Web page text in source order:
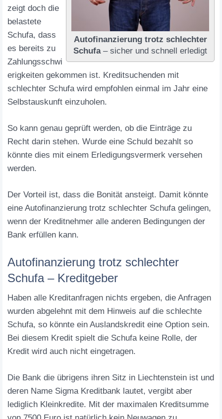
Autofinanzierung trotz schlechter
Schufa– sicher und schnell erledigt
zeigt doch die
belastete
Schufa, dass
es bereits zu
Zahlungsschwi
erigkeiten gekommen ist. Kreditsuchenden mit
schlechter Schufa wird empfohlen einmal im Jahr eine
Selbstauskunft einzuholen.
So kann genau geprüft werden, ob die Einträge zu
Recht darin stehen. Wurde eine Schuld bezahlt so
könnte dies mit einem Erledigungsvermerk versehen
werden.
Der Vorteil ist, dass die Bonität ansteigt. Damit könnte
eine Autofinanzierung trotz schlechter Schufa gelingen,
wenn der Kreditnehmer alle anderen Bedingungen der
Bank erfüllen kann.
Autofinanzierung trotz schlechter
Schufa – Kreditgeber
Haben alle Kreditanfragen nichts ergeben, die Anfragen
wurden abgelehnt mit dem Hinweis auf die schlechte
Schufa, so könnte ein Auslandskredit eine Option sein.
Bei diesem Kredit spielt die Schufa keine Rolle, der
Kredit wird auch nicht eingetragen.
Die Bank die übrigens ihren Sitz in Liechtenstein ist und
deren Name Sigma Kreditbank lautet, vergibt aber
lediglich Kleinkredite. Mit der maximalen Kreditsumme